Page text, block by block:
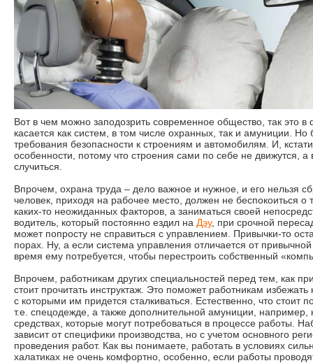
Вот в чем можно заподозрить современное общество, так это
касается как систем, в том числе охранных, так и амуниции.
требования безопасности к строениям и автомобилям. И,
особенности, потому что строения сами по себе не движутся,
случиться.
Впрочем, охрана труда – дело важное и нужное, и его нельзя
человек, приходя на рабочее место, должен не беспокоиться о
каких-то неожиданных факторов, а заниматься своей
водитель, который постоянно ездил на Дэу, при срочной
может попросту не справиться с управлением. Привычки-то
порах. Ну, а если система управления отличается от
время ему потребуется, чтобы перестроить собственный
Впрочем, работникам других специальностей перед тем, как
стоит прочитать инструктаж. Это поможет работникам
с которыми им придется сталкиваться. Естественно, что стоит
т.е. спецодежде, а также дополнительной амуниции, например,
средствах, которые могут потребоваться в процессе работы.
зависит от специфики производства, но с учетом основного
проведения работ. Как вы понимаете, работать в условиях
халатиках не очень комфортно, особенно, если работы